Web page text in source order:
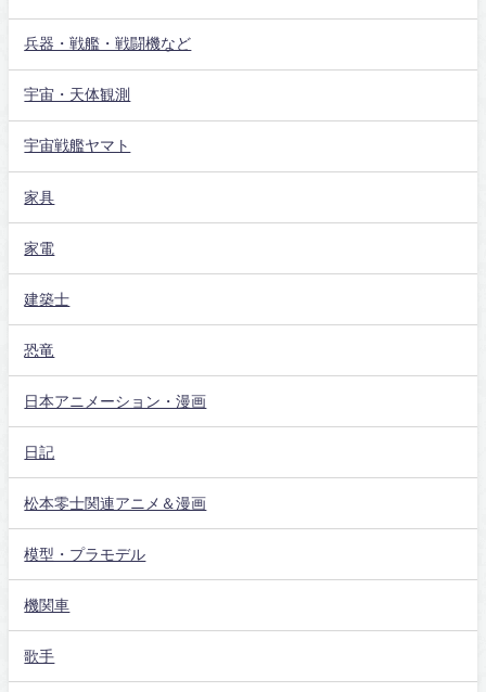
兵器・戦艦・戦闘機など
宇宙・天体観測
宇宙戦艦ヤマト
家具
家電
建築士
恐竜
日本アニメーション・漫画
日記
松本零士関連アニメ＆漫画
模型・プラモデル
機関車
歌手